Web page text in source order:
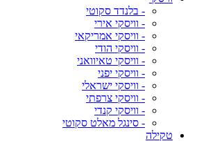
- בלנדד סקוטי
- וויסקי אירי
- וויסקי אמריקאי
- וויסקי הודי
- וויסקי טאיוואני
- וויסקי יפני
- וויסקי ישראלי
- וויסקי צרפתי
- וויסקי קנדי
- סינגל מאלט סקוטי
טקילה